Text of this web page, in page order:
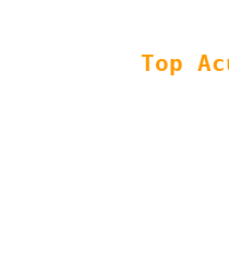
Top